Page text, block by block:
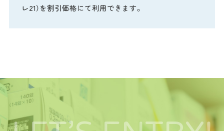
レ21）を割引価格にて利用できます。